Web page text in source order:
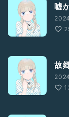
嘘
故